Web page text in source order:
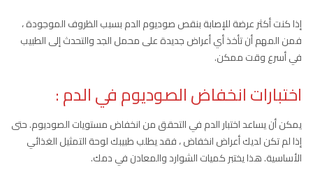
إذا كنت أكثر عرضة للإصابة بنقص صوديوم الدم بسبب الظروف الموجودة ،
فمن المهم أن تأخذ أي أعراض جديدة على محمل الجد والتحدث إلى الطبيب
في أسرع وقت ممكن.
اختبارات انخفاض الصوديوم في الدم :
يمكن أن يساعد اختبار الدم في التحقق من انخفاض مستويات الصوديوم. حتى
إذا لم تكن لديك أعراض انخفاض ، فقد يطلب طبيبك لوحة التمثيل الغذائي
الأساسية. هذا يختبر كميات الشوارد والمعادن في دمك.